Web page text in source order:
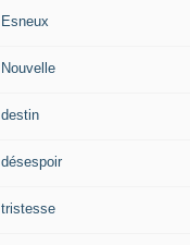
Esneux
Nouvelle
destin
désespoir
tristesse